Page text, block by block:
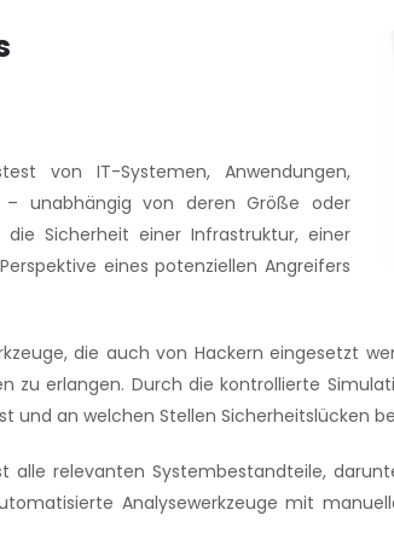
von IT-Systemen, Anwendungen,
– unabhängig von deren Größe oder
Sicherheit einer Infrastruktur, einer
eines potenziellen Angreifers
die auch von Hackern eingesetzt
zu erlangen. Durch die kontrollierte
an welchen Stellen Sicherheitslücken
relevanten Systembestandteile,
Analysewerkzeuge mit